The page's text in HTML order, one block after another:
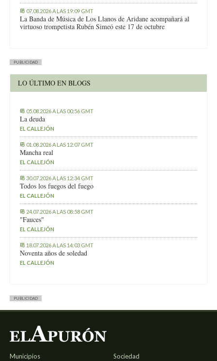
07.08.2026 A LAS 19:09 GMT
La Banda de Música de Los Llanos de Aridane acompañará al
virtuoso trompetista Rubén Simeó este 17 de octubre
PUBLICIDAD
LO ÚLTIMO EN BLOGS
05.08.2026 A LAS 00:56 GMT
La deuda
EL CALLEJÓN
01.08.2026 A LAS 12:07 GMT
Mancha real
EL CALLEJÓN
30.07.2026 A LAS 12:34 GMT
Todos los fuegos del fuego
EL CALLEJÓN
24.07.2026 A LAS 08:58 GMT
"Fauces"
EL CALLEJÓN
18.07.2026 A LAS 14:03 GMT
Noventa años de soledad
EL CALLEJÓN
PUBLICIDAD
Municipios Sociedad